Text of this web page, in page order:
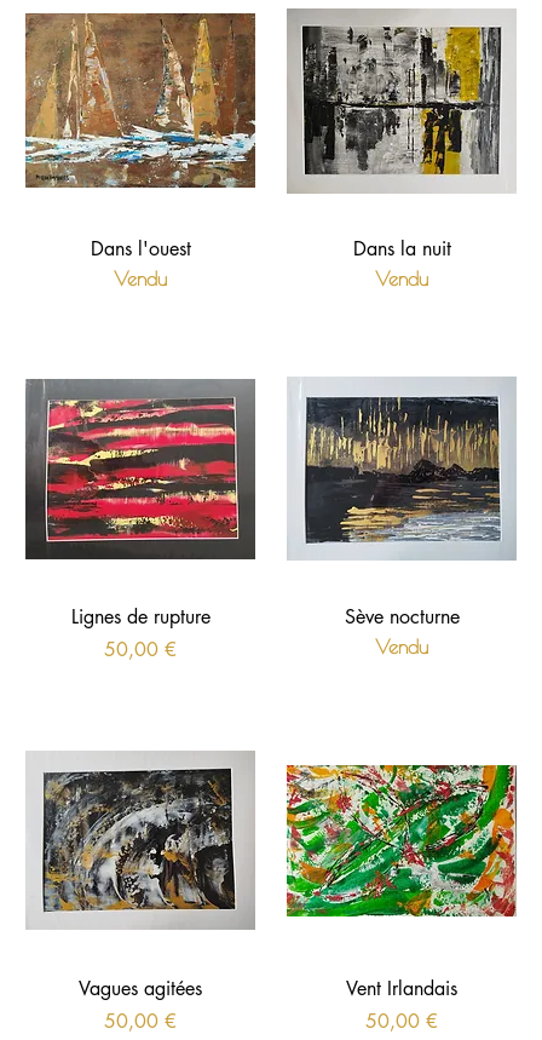
Dans l'ouest
Vendu
Dans la nuit
Vendu
Lignes de rupture
Prix
50,00 €
Sève nocturne
Vendu
Vagues agitées
Prix
50,00 €
Vent Irlandais
Prix
50,00 €